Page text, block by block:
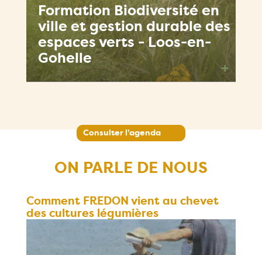
Formation Biodiversité en
ville et gestion durable des
espaces verts - Loos-en-
Gohelle
+
Consulter l'agenda
ON PARLE DE NOUS
Comment FREDON vient au chevet
des cultures légumières